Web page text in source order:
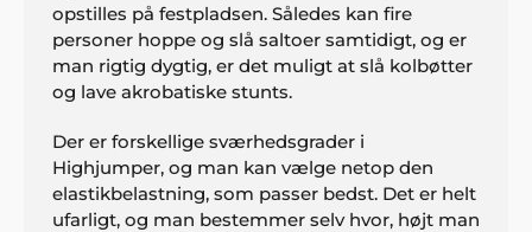
opstilles på festpladsen. Således kan fire
personer hoppe og slå saltoer samtidigt, og er
man rigtig dygtig, er det muligt at slå kolbøtter
og lave akrobatiske stunts.
Der er forskellige sværhedsgrader i
Highjumper, og man kan vælge netop den
elastikbelastning, som passer bedst. Det er helt
ufarligt, og man bestemmer selv hvor, højt man